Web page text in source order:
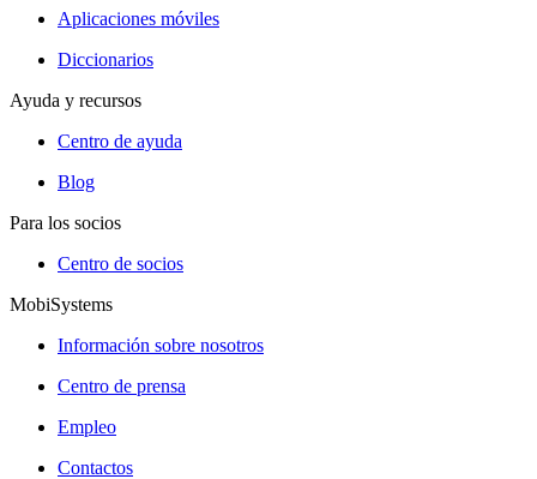
Aplicaciones móviles
Diccionarios
Ayuda y recursos
Centro de ayuda
Blog
Para los socios
Centro de socios
MobiSystems
Información sobre nosotros
Centro de prensa
Empleo
Contactos